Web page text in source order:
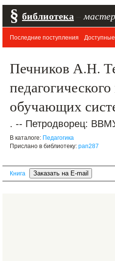
§ библиотека
Последние поступления
Печников А.Н.
обучающих
. -- Петродворец:
В каталоге: Педагогика
Прислано в библиотеку: pan287
Книга